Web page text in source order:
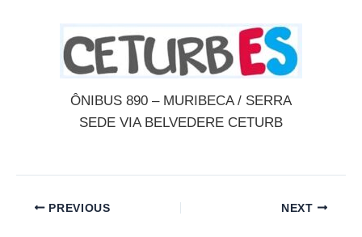
ÔNIBUS 890 – MURIBECA / SERRA
SEDE VIA BELVEDERE CETURB
PREVIOUS NEXT